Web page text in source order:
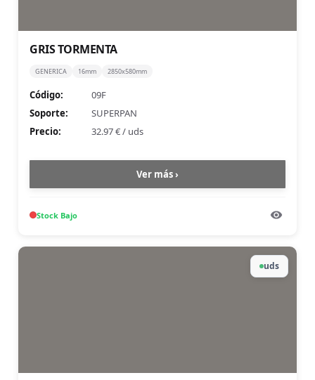
GRIS TORMENTA
GENERICA 16mm 2850x580mm
Código:
09F
Soporte:
SUPERPAN
Precio:
32.97 €/ uds
Ver más ›
Stock Bajo
uds